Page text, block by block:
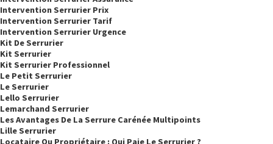
Intervention Serrurier Prix
Intervention Serrurier Tarif
Intervention Serrurier Urgence
Kit De Serrurier
Kit Serrurier
Kit Serrurier Professionnel
Le Petit Serrurier
Le Serrurier
Lello Serrurier
Lemarchand Serrurier
Les Avantages De La Serrure Carénée Multipoints
Lille Serrurier